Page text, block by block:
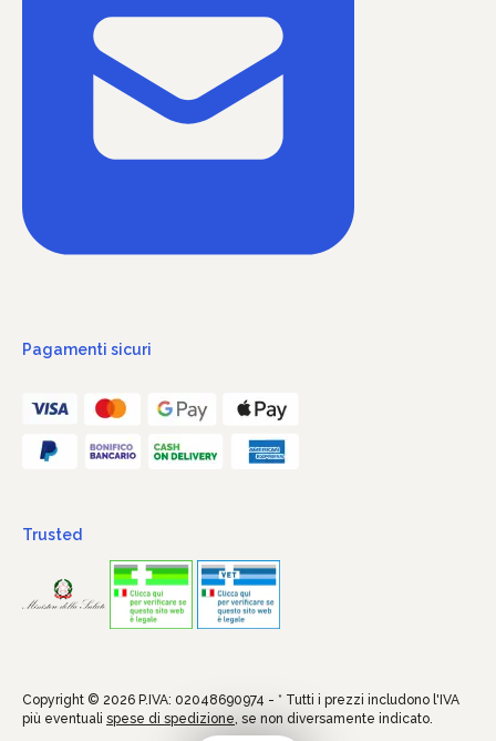
Pagamenti sicuri
Trusted
Copyright © 2026 P.IVA: 02048690974 - * Tutti i prezzi includono l'IVA
più eventuali spese di spedizione, se non diversamente indicato.